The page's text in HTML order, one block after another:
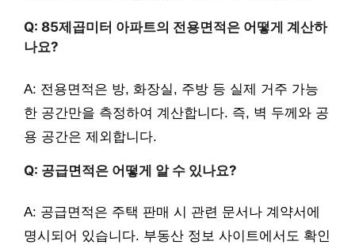
Q: 85제곱미터 아파트의 전용면적은 어떻게 계산하
나요?
A: 전용면적은 방, 화장실, 주방 등 실제 거주 가능
한 공간만을 측정하여 계산합니다. 즉, 벽 두께와 공
용 공간은 제외합니다.
Q: 공급면적은 어떻게 알 수 있나요?
A: 공급면적은 주택 판매 시 관련 문서나 계약서에
명시되어 있습니다. 부동산 정보 사이트에서도 확인